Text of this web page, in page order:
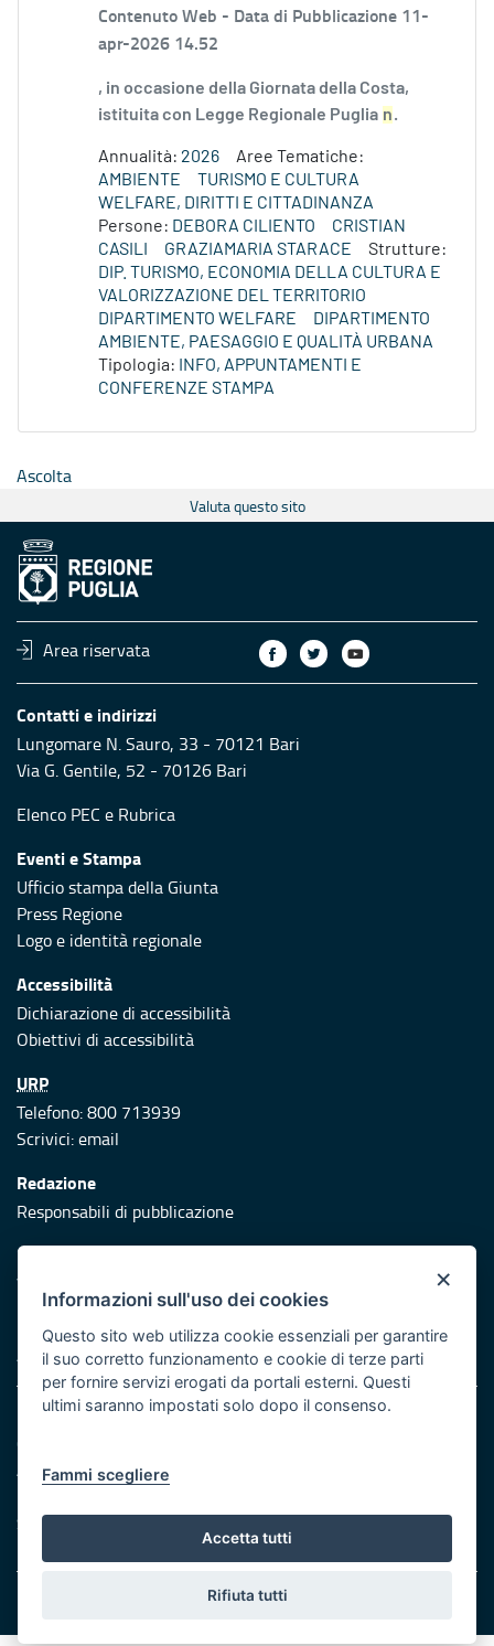
Contenuto Web - Data di Pubblicazione 11-
apr-2026 14.52
, in occasione della Giornata della Costa,
istituita con Legge Regionale Puglia n.
Annualità: 2026
Aree Tematiche:
AMBIENTE
TURISMO E CULTURA
WELFARE, DIRITTI E CITTADINANZA
Persone: DEBORA CILIENTO
CRISTIAN
CASILI
GRAZIAMARIA STARACE
Strutture:
DIP. TURISMO, ECONOMIA DELLA CULTURA E
VALORIZZAZIONE DEL TERRITORIO
DIPARTIMENTO WELFARE
DIPARTIMENTO
AMBIENTE, PAESAGGIO E QUALITÀ URBANA
Tipologia:
INFO, APPUNTAMENTI E
CONFERENZE STAMPA
Ascolta
Valuta questo sito
Area riservata
Contatti e indirizzi
Lungomare N. Sauro, 33 - 70121 Bari
Via G. Gentile, 52 - 70126 Bari
Elenco PEC e Rubrica
Eventi e Stampa
Ufficio stampa della Giunta
Press Regione
Logo e identità regionale
Accessibilità
Dichiarazione di accessibilità
Obiettivi di accessibilità
URP
Telefono: 800 713939
Scrivici:email
Redazione
Responsabili di pubblicazione
Protezione civile
Vai al sito di Protezione Civile Puglia
Iniziativa finanziata con risorse del POR Puglia 2014/2020 -
Asse XI
Note legali
Cookie e privacy
Atti di notifica
Servizi Intranet
© Regione Puglia
×
Informazioni sull'uso dei cookies
Questo sito web utilizza cookie essenziali per garantire
il suo corretto funzionamento e cookie di terze parti
per fornire servizi erogati da portali esterni. Questi
ultimi saranno impostati solo dopo il consenso.
Fammi scegliere
Accetta tutti
Rifiuta tutti